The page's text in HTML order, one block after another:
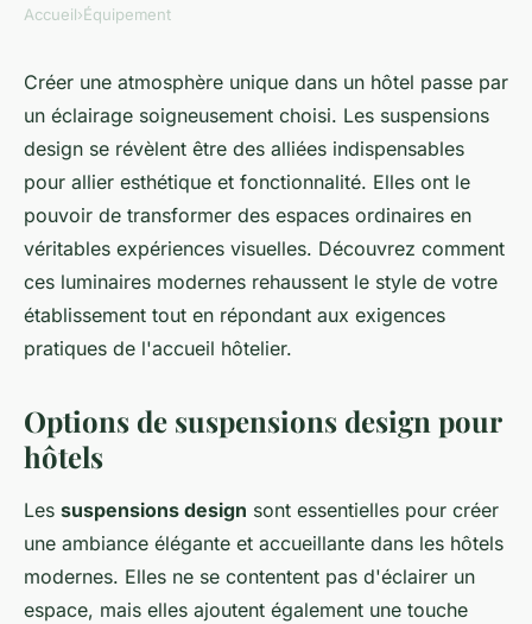
ÉQUIPEMENT
Suspensions pour hôtel :
illuminez votre espace avec
style
Sarah•30 septembre 2024•4 min de lecture
Accueil›Équipement
Créer une atmosphère unique dans un hôtel passe par
un éclairage soigneusement choisi. Les suspensions
design se révèlent être des alliées indispensables
pour allier esthétique et fonctionnalité. Elles ont le
pouvoir de transformer des espaces ordinaires en
véritables expériences visuelles. Découvrez comment
ces luminaires modernes rehaussent le style de votre
établissement tout en répondant aux exigences
pratiques de l'accueil hôtelier.
Options de suspensions design pour
hôtels
Les suspensions design sont essentielles pour créer
une ambiance élégante et accueillante dans les hôtels
modernes. Elles ne se contentent pas d'éclairer un
espace, mais elles ajoutent également une touche